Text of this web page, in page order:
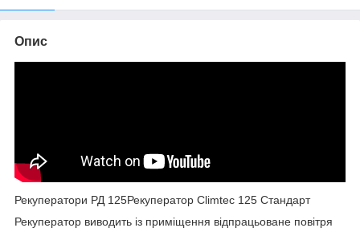
Опис
Рекуператори РД 125Рекуператор Climtec 125 Стандарт
Рекуператор виводить із приміщення відпрацьоване повітря